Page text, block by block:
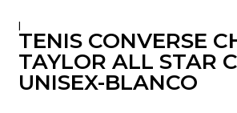
|
TENIS CONVERSE
TAYLOR ALL STAR
UNISEX-BLANCO